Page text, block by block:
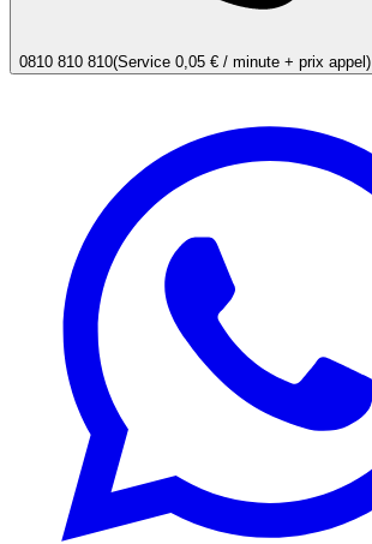
0810 810 810(Service 0,05 € / minute + prix appel)